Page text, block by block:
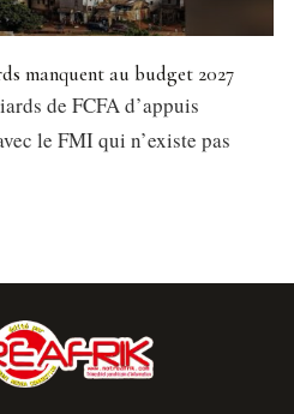
manquent au budget 2027
de FCFA d’appuis
le FMI qui n’existe pas